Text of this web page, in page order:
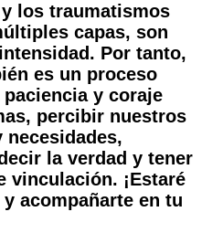
los traumatismos
capas, son
Por tanto,
es un proceso
y coraje
percibir nuestros
la verdad y tener
vinculación. ¡Estaré
acompañarte en tu